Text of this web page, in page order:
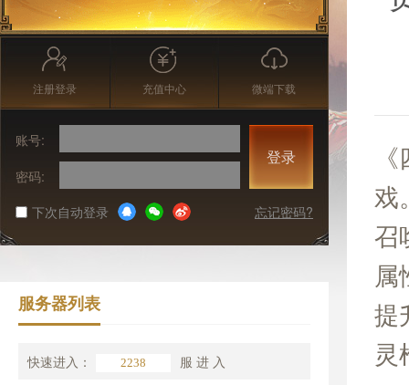
注册登录 充值中心 微端下载
账号:
密码:
登录
下次自动登录 忘记密码?
服务器列表
快速进入： 服 进 入
戏
召
属
提
灵